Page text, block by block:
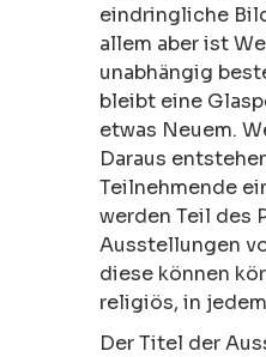
eindringliche
allem aber ist
unabhängig
bleibt eine
etwas Neuem.
Daraus
Teilnehmende
werden Teil des
Ausstellungen
diese können
religiös, in
Der Titel der